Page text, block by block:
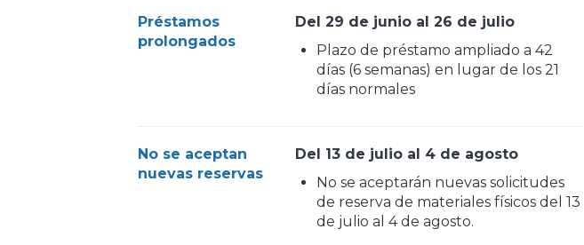
Préstamos
prolongados
Del 29 de junio al 26 de julio
Plazo de préstamo ampliado a 42
días (6 semanas) en lugar de los 21
días normales
No se aceptan
nuevas reservas
Del 13 de julio al 4 de agosto
No se aceptarán nuevas solicitudes
de reserva de materiales físicos del 13
de julio al 4 de agosto.